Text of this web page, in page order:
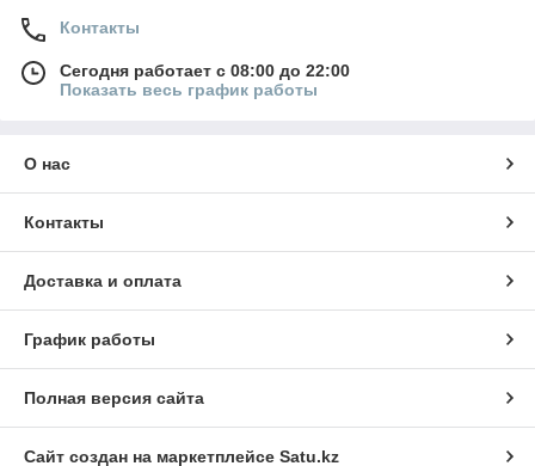
Контакты
Сегодня работает с 08:00 до 22:00
Показать весь график работы
О нас
Контакты
Доставка и оплата
График работы
Полная версия сайта
Сайт создан на маркетплейсе Satu.kz